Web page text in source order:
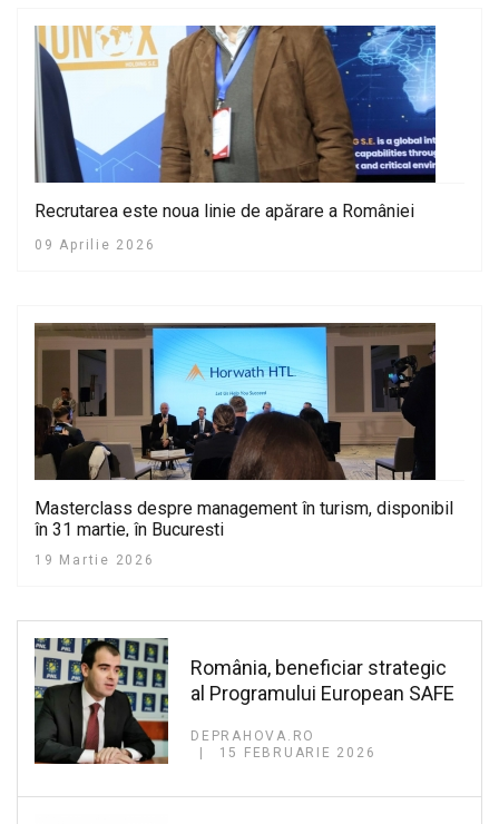
Recrutarea este noua linie de apărare a României
09 Aprilie 2026
Masterclass despre management în turism, disponibil
în 31 martie, în București
19 Martie 2026
România, beneficiar strategic
al Programului European SAFE
DEPRAHOVA.RO
15 FEBRUARIE 2026